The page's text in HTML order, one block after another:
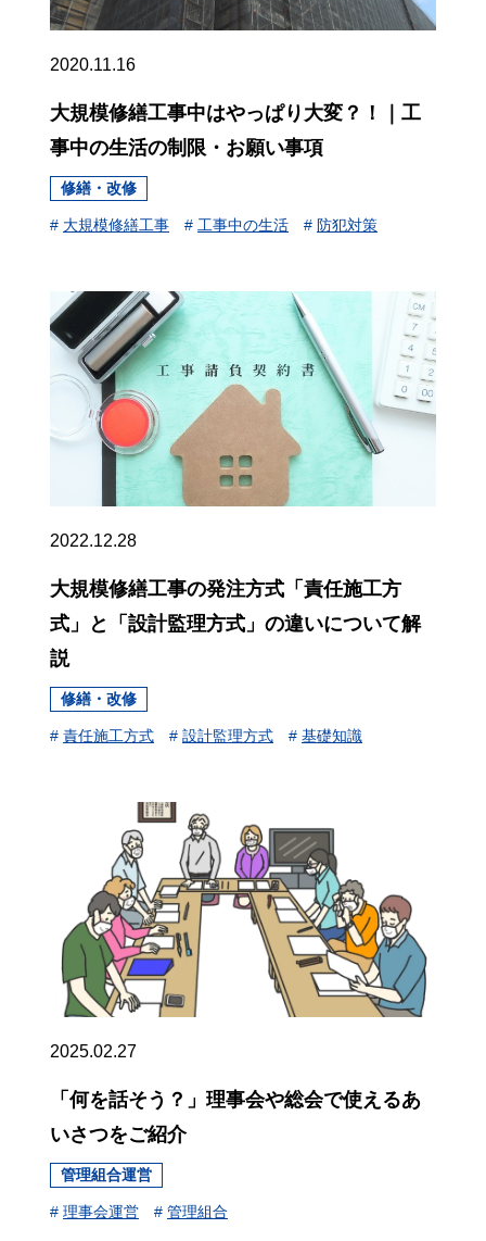
2020.11.16
大規模修繕工事中はやっぱり大変？！｜工
事中の生活の制限・お願い事項
修繕・改修
# 大規模修繕工事 # 工事中の生活 # 防犯対策
2022.12.28
大規模修繕工事の発注方式「責任施工方
式」と「設計監理方式」の違いについて解
説
修繕・改修
# 責任施工方式 # 設計監理方式 # 基礎知識
2025.02.27
「何を話そう？」理事会や総会で使えるあ
いさつをご紹介
管理組合運営
# 理事会運営 # 管理組合